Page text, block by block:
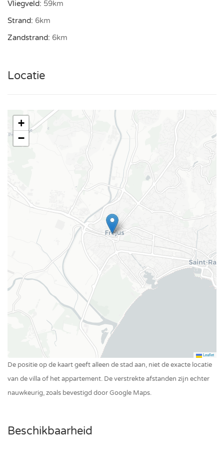
Elektrische rolluiken
Kinderstoel
Tafeltennis
Tuin
Privé zwembad buiten
Verwarmd zwembad
Vliegveld: 59km
Strand: 6km
Zandstrand: 6km
Locatie
+
−
Leaflet
De positie op de kaart geeft alleen de stad aan, niet de exacte locatie
van de villa of het appartement. De verstrekte afstanden zijn echter
nauwkeurig, zoals bevestigd door Google Maps.
Beschikbaarheid